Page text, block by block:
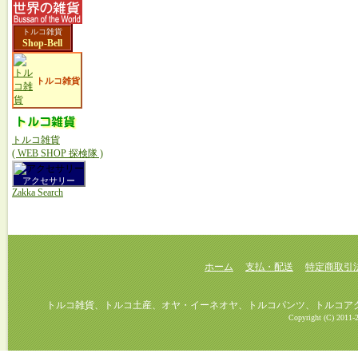
トルコ雑貨
Shop-Bell
トルコ雑貨
トルコ雑貨
( WEB SHOP 探検隊 )
アクセサリー
Zakka Search
ホーム 支払・配送 特定商取引
トルコ雑貨、トルコ土産、オヤ・イーネオヤ、トルコパンツ、トルコアク
Copyright (C) 2011-